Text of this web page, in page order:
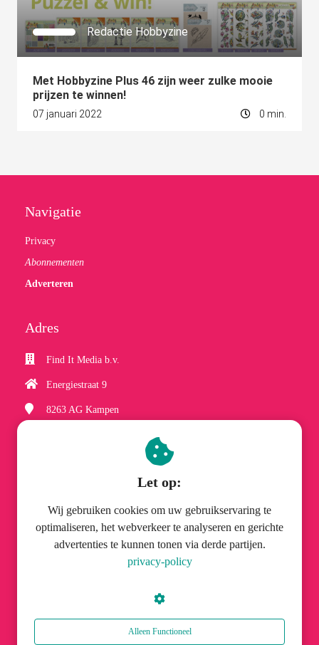
Redactie Hobbyzine
Met Hobbyzine Plus 46 zijn weer zulke mooie
prijzen te winnen!
07 januari 2022 0 min.
Navigatie
Privacy
Abonnementen
Adverteren
Adres
Find It Media b.v.
Energiestraat 9
8263 AG Kampen
hobbyzineplus@finditmedia.nl
© Find It Media b.v.
Let op:
Wij gebruiken cookies om uw gebruikservaring te
optimaliseren, het webverkeer te analyseren en gerichte
advertenties te kunnen tonen via derde partijen.
privacy-policy
Alleen Functioneel